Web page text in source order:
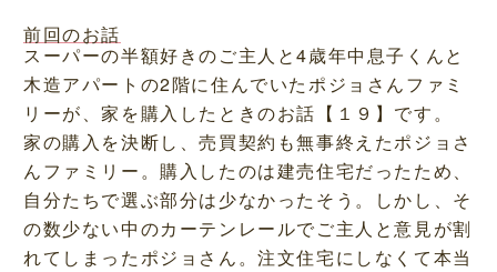
前回のお話
スーパーの半額好きのご主人と4歳年中息子くんと
木造アパートの2階に住んでいたポジョさんファミ
リーが、家を購入したときのお話【１９】です。
家の購入を決断し、売買契約も無事終えたポジョさ
んファミリー。購入したのは建売住宅だったため、
自分たちで選ぶ部分は少なかったそう。しかし、そ
の数少ない中のカーテンレールでご主人と意見が割
れてしまったポジョさん。注文住宅にしなくて本当